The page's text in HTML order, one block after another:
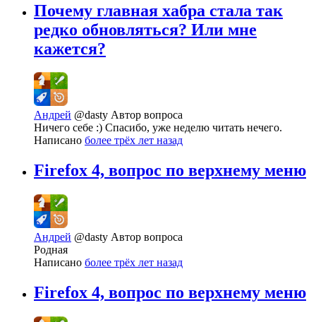
Почему главная хабра стала так
редко обновляться? Или мне
кажется?
Андрей @dasty Автор вопроса
Ничего себе :) Спасибо, уже неделю читать нечего.
Написано более трёх лет назад
Firefox 4, вопрос по верхнему меню
Андрей @dasty Автор вопроса
Родная
Написано более трёх лет назад
Firefox 4, вопрос по верхнему меню